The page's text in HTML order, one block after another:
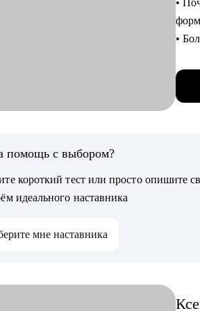
•
•
•
•
•
•
•
•
помощь с выбором?
короткий тест или просто опишите
идеального наставника
мне наставника